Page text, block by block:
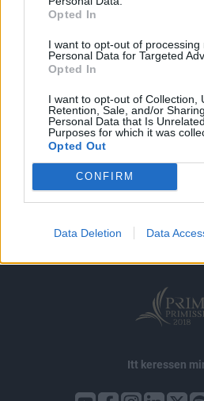
Opted In
I want to opt-out of processing
Personal Data for Targeted
Opted In
I want to opt-out of Collection,
Retention, Sale, and/or
Personal Data that Is
Purposes for which it was
Opted Out
CONFIRM
Data Deletion Data
MÁR ELŐFIZETŐNK VAGY?
szerzői jogok
Itt keressen